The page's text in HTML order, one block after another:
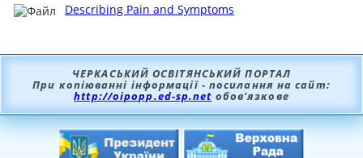
Describing Pain and Symptoms
ЧЕРКАСЬКИЙ ОСВІТЯНСЬКИЙ ПОРТАЛ
При копіюванні інформації - посилання на сайт:
http://oipopp.ed-sp.net обов’язкове